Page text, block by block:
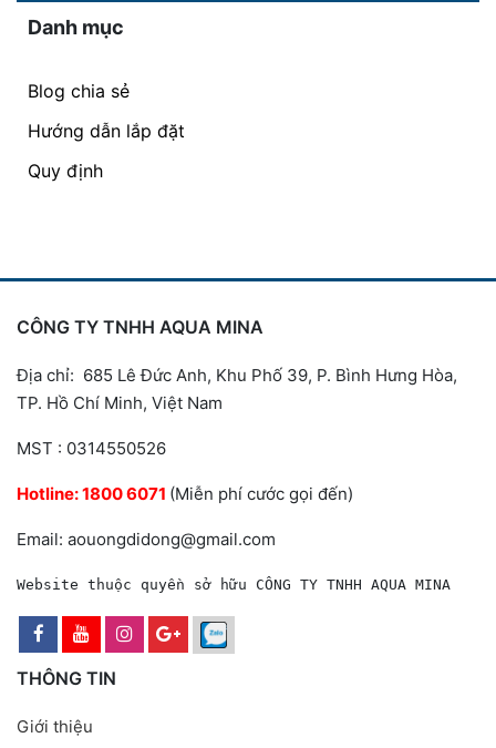
Danh mục
Blog chia sẻ
Hướng dẫn lắp đặt
Quy định
CÔNG TY TNHH AQUA MINA
Địa chỉ: 685 Lê Đức Anh, Khu Phố 39, P. Bình Hưng Hòa,
TP. Hồ Chí Minh, Việt Nam
MST : 0314550526
Hotline:1800 6071 (Miễn phí cước gọi đến)
Email: aouongdidong@gmail.com
Website thuộc quyền sở hữu CÔNG TY TNHH AQUA MINA
THÔNG TIN
Giới thiệu